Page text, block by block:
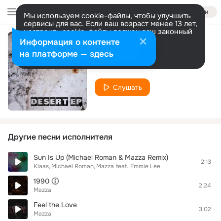
Войти
Мы используем cookie-файлы, чтобы улучшить
сервисы для вас. Если ваш возраст менее 13 лет,
настроить cookie-файлы должен ваш законный
представитель. Больше информации
Разрешить все Настроить
Fiesta
Mazza
Слушать
Другие песни исполнителя
Sun Is Up (Michael Roman & Mazza Remix)
Klaas Michael Roman Mazza feat. Emmie Lee
2:13
1990
Mazza
2:24
Feel the Love
Mazza
3:02
Информация о контенте
на платформе — здесь